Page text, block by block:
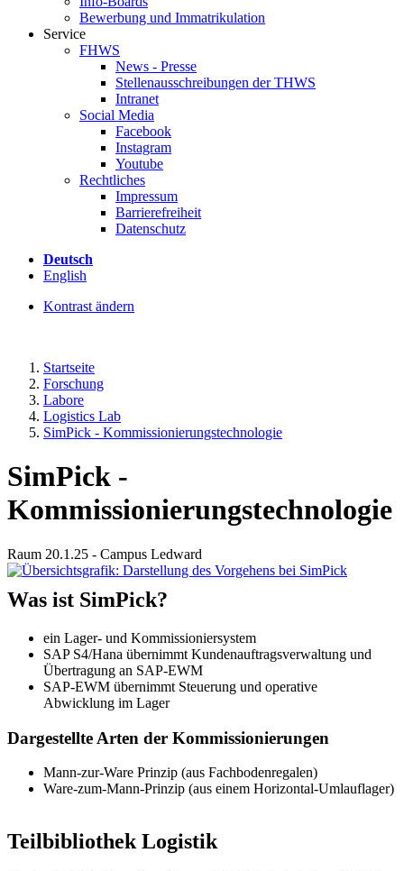
Bewerbung und Immatrikulation
Service
FHWS
News - Presse
Stellenausschreibungen der THWS
Intranet
Social Media
Facebook
Instagram
Youtube
Rechtliches
Impressum
Barrierefreiheit
Datenschutz
Deutsch
English
Kontrast ändern
Startseite
Forschung
Labore
Logistics Lab
SimPick - Kommissionierungstechnologie
SimPick -
Kommissionierungstechnologie
Raum 20.1.25 - Campus Ledward
Was ist SimPick?
ein Lager- und Kommissioniersystem
SAP S4/Hana übernimmt Kundenauftragsverwaltung und
Übertragung an SAP-EWM
SAP-EWM übernimmt Steuerung und operative
Abwicklung im Lager
Dargestellte Arten der Kommissionierungen
Mann-zur-Ware Prinzip (aus Fachbodenregalen)
Ware-zum-Mann-Prinzip (aus einem Horizontal-Umlauflager)
Teilbibliothek Logistik